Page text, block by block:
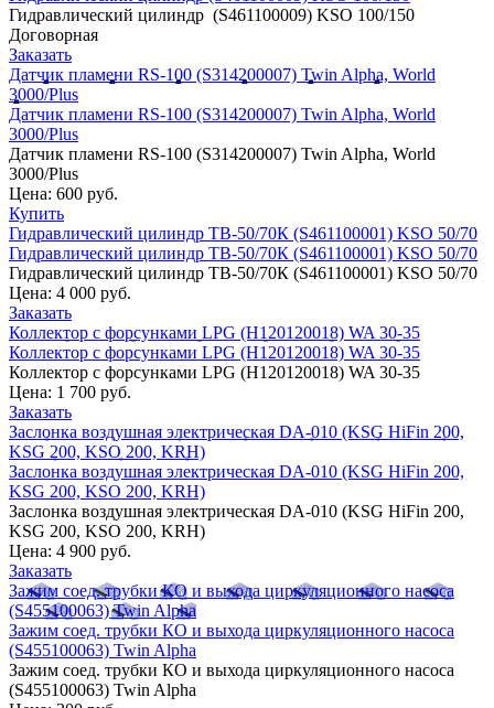
Гидравлический цилиндр (S461100009) KSO 100/150
Договорная
Заказать
Датчик пламени RS-100 (S314200007) Twin Alpha, World
3000/Plus
Датчик пламени RS-100 (S314200007) Twin Alpha, World
3000/Plus
Датчик пламени RS-100 (S314200007) Twin Alpha, World
3000/Plus
Цена: 600 руб.
Купить
Гидравлический цилиндр ТВ-50/70К (S461100001) KSO 50/70
Гидравлический цилиндр ТВ-50/70К (S461100001) KSO 50/70
Гидравлический цилиндр ТВ-50/70К (S461100001) KSO 50/70
Цена: 4 000 руб.
Заказать
Коллектор с форсунками LPG (H120120018) WA 30-35
Коллектор с форсунками LPG (H120120018) WA 30-35
Коллектор с форсунками LPG (H120120018) WA 30-35
Цена: 1 700 руб.
Заказать
Заслонка воздушная электрическая DA-010 (KSG HiFin 200,
KSG 200, KSO 200, KRH)
Заслонка воздушная электрическая DA-010 (KSG HiFin 200,
KSG 200, KSO 200, KRH)
Заслонка воздушная электрическая DA-010 (KSG HiFin 200,
KSG 200, KSO 200, KRH)
Цена: 4 900 руб.
Заказать
Зажим соед. трубки КО и выхода циркуляционного насоса
(S455100063) Twin Alpha
Зажим соед. трубки КО и выхода циркуляционного насоса
(S455100063) Twin Alpha
Зажим соед. трубки КО и выхода циркуляционного насоса
(S455100063) Twin Alpha